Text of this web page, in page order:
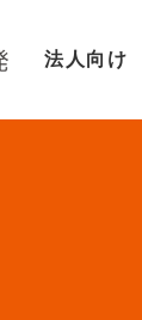
法人向け